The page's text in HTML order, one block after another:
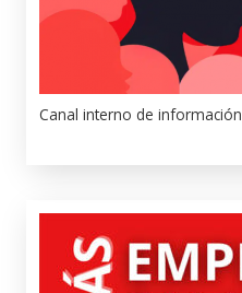
Canal interno de información